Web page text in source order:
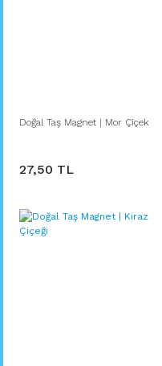
Doğal Taş Magnet | Mor Çiçek
27,50 TL